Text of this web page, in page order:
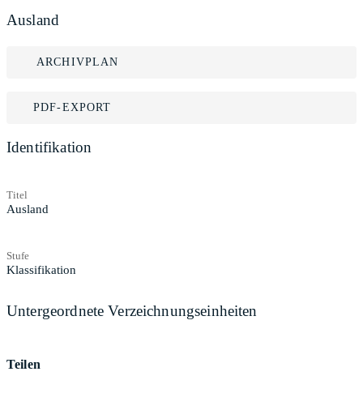
Ausland
ARCHIVPLAN
PDF-EXPORT
Identifikation
Titel
Ausland
Stufe
Klassifikation
Untergeordnete Verzeichnungseinheiten
Teilen